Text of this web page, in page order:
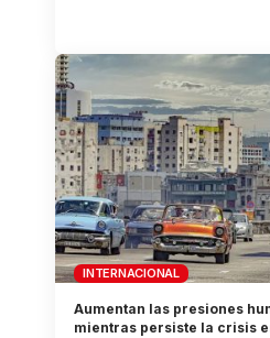
INTERNACIONAL
Aumentan las presiones
mientras persiste la crisis